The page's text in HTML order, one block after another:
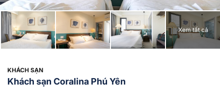
Xem tất cả
KHÁCH SẠN
Khách sạn Coralina Phú Yên